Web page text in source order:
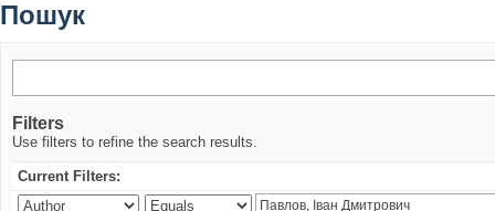
Пошук
Filters
Use filters to refine the search results.
Current Filters: